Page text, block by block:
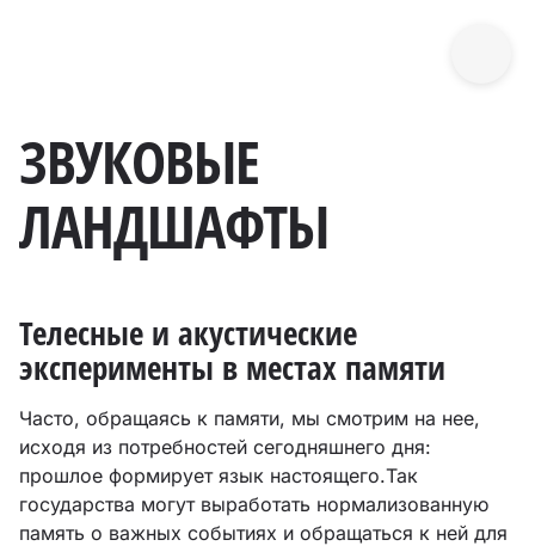
ЗВУКОВЫЕ
ЛАНДШАФТЫ
Телесные и акустические
эксперименты в местах памяти
Часто, обращаясь к памяти, мы смотрим на нее,
исходя из потребностей сегодняшнего дня:
прошлое формирует язык настоящего.Так
государства могут выработать нормализованную
память о важных событиях и обращаться к ней для